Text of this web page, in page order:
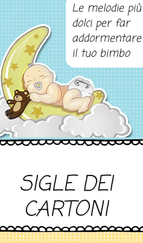
Le melodie più
dolci per far
addormentare
il tuo bimbo
SIGLE DEI
CARTONI